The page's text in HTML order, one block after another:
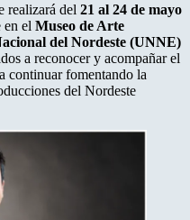
realizará del 21 al 24 de mayo
en el Museo de Arte
del Nordeste (UNNE)
a reconocer y acompañar el
continuar fomentando la
del Nordeste